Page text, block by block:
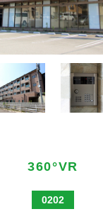
360°VR
0202